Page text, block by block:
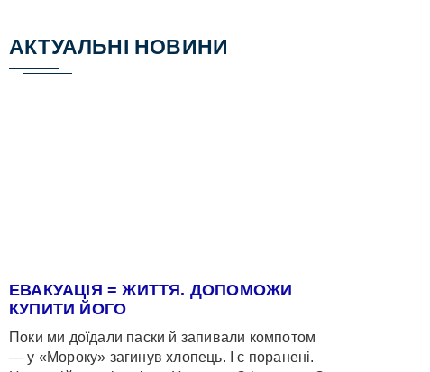
АКТУАЛЬНІ НОВИНИ
ЕВАКУАЦІЯ = ЖИТТЯ. ДОПОМОЖИ
КУПИТИ ЙОГО
Поки ми доїдали паски й запивали компотом
— у «Мороку» загинув хлопець. І є поранені.